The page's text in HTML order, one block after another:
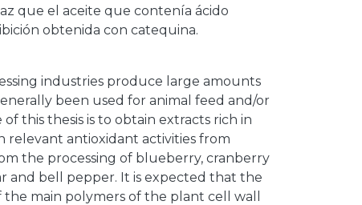
que el aceite que contenía ácido
obtenida con catequina.
industries produce large amounts
been used for animal feed and/or
this thesis is to obtain extracts rich in
relevant antioxidant activities from
the processing of blueberry, cranberry
and bell pepper. It is expected that the
main polymers of the plant cell wall